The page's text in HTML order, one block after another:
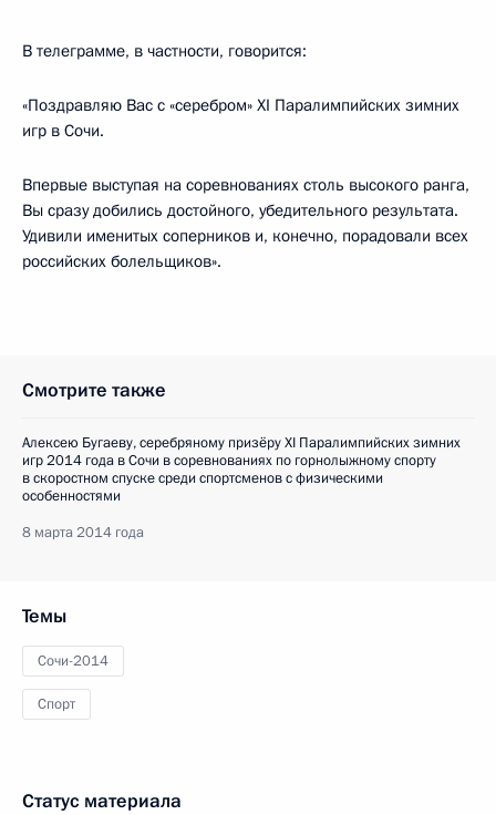
В телеграмме, в частности, говорится:
«Поздравляю Вас с «серебром» XI Паралимпийских зимних
игр в Сочи.
Впервые выступая на соревнованиях столь высокого ранга,
Вы сразу добились достойного, убедительного результата.
Удивили именитых соперников и, конечно, порадовали всех
российских болельщиков».
Смотрите также
Алексею Бугаеву, серебряному призёру XI Паралимпийских зимних
игр 2014 года в Сочи в соревнованиях по горнолыжному спорту
в скоростном спуске среди спортсменов с физическими
особенностями
8 марта 2014 года
Темы
Сочи-2014
Спорт
Статус материала